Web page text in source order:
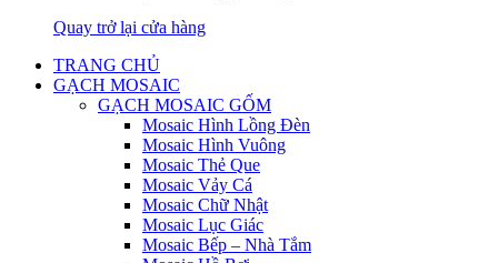
Quay trở lại cửa hàng
TRANG CHỦ
GẠCH MOSAIC
GẠCH MOSAIC GỐM
Mosaic Hình Lồng Đèn
Mosaic Hình Vuông
Mosaic Thẻ Que
Mosaic Vảy Cá
Mosaic Chữ Nhật
Mosaic Lục Giác
Mosaic Bếp – Nhà Tắm